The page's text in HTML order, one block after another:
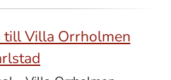
till Villa Orrholmen